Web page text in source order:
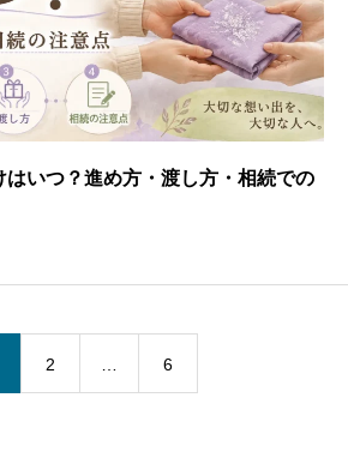
はいつ？進め方・渡し方・相続での
2 6